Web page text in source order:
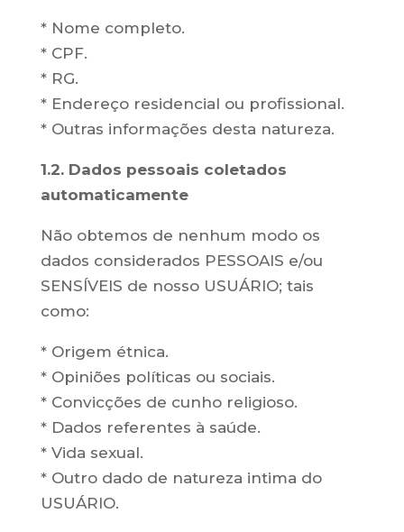
* Nome completo.
* CPF.
* RG.
* Endereço residencial ou profissional.
* Outras informações desta natureza.
1.2. Dados pessoais coletados
automaticamente
Não obtemos de nenhum modo os
dados considerados PESSOAIS e/ou
SENSÍVEIS de nosso USUÁRIO; tais
como:
* Origem étnica.
* Opiniões políticas ou sociais.
* Convicções de cunho religioso.
* Dados referentes à saúde.
* Vida sexual.
* Outro dado de natureza intima do
USUÁRIO.